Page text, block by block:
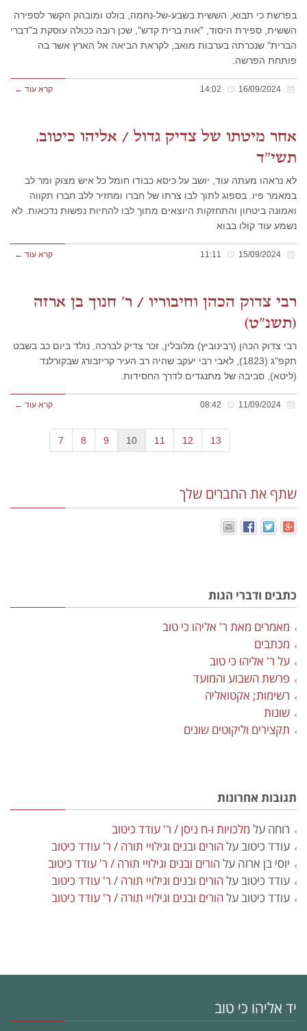
בפרשת כי תבוא, הששית בשבע-של-נחמה, בולט ומובהק הקשר לספירה
הששית, ספירת היסוד, "אות ברית קדש", שכן רובה ככולה עוסקת ב"דברי
הברית" שנכרתה בערבות מואב, לקראת הביאה אל הארץ אשר בה
פותחת הפרשה.
קרא עוד ←
אחר מיטתו של צדיק גדול / אליהו כיטוב,
תשי"ד
לא נראהו מעתה עוד, יושב על כיסא כבודו חומל כל איש מצוק ומר לב
במאמר פיו. בספוג לתוך לבו צרתו של חברו ומחזיר ללב חברו תקווה
ואמונה ביטחון והתחזקות היוצאים מתוך לבו להחיות נפשות נדכאות. לא
נשמע עוד קולו בבוא
קרא עוד ←
רבי צדוק הכהן וחיבוריו / ר' חנוך בן ארזה
(תשנ"ט)
רבי צדוק הכהן (רבינוביץ) מלובלין, זכר צדיק לברכה, נולד ביום כב בשבט
תקפ"ג (1823), לאבי רבי יעקב שהיה רב העיר קריזבורג שבקורלנד
(ליטא), סביבה של מתנגדים לדרך החסידות.
קרא עוד ←
7 8 9 10 11 12 13
שתף את החברים שלך
כתבים ודברי הגות
מאמרים מאת ר' אליהו כי טוב
מכתבים
על ר' אליהו כי טוב
פרשת השבוע והמועד
רשימות; אקטואליה
שונות
תקצירים וליקוטים שונים
תגובות אחרונות
רוחה על מלכויות ו-ח ניסן / ר' עודד כיטוב
עודד כיטובעלהורים ובנים וגילויי תורה / ר' עודד כיטוב
יוסי בן ארזה עלהורים ובנים וגילויי תורה / ר' עודד כיטוב
עודד כיטובעלהורים ובנים וגילויי תורה / ר' עודד כיטוב
עודד כיטובעלהורים ובנים וגילויי תורה / ר' עודד כיטוב
יד אליהו כי טוב